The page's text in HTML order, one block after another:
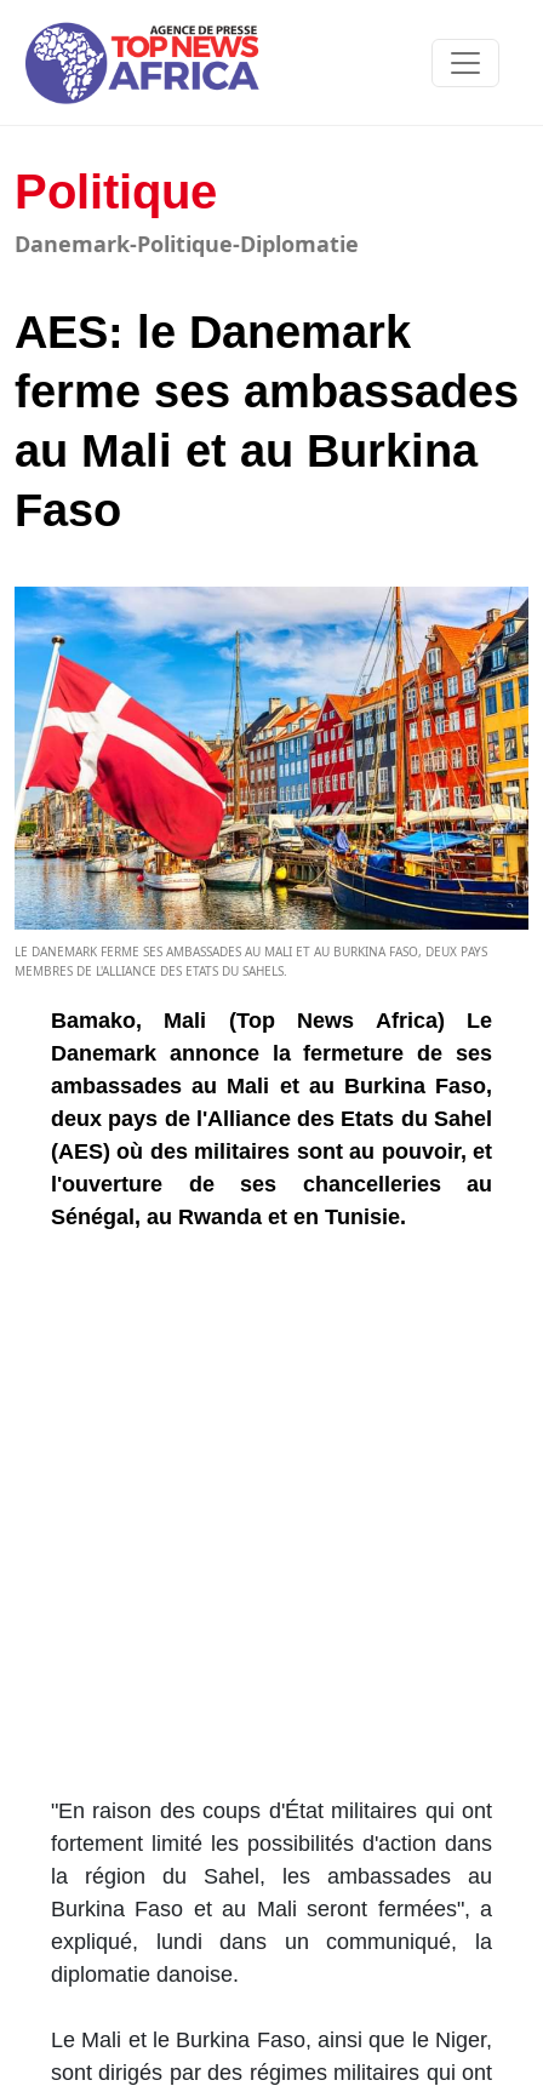
Politique
Danemark-Politique-Diplomatie
AES: le Danemark
ferme ses ambassades
au Mali et au Burkina
Faso
LE DANEMARK FERME SES AMBASSADES AU MALI ET AU BURKINA FASO, DEUX PAYS
MEMBRES DE L'ALLIANCE DES ETATS DU SAHELS.
Bamako, Mali (Top News Africa) Le
Danemark annonce la fermeture de ses
ambassades au Mali et au Burkina Faso,
deux pays de l'Alliance des Etats du Sahel
(AES) où des militaires sont au pouvoir, et
l'ouverture de ses chancelleries au
Sénégal, au Rwanda et en Tunisie.
"En raison des coups d'État militaires qui ont
fortement limité les possibilités d'action dans
la région du Sahel, les ambassades au
Burkina Faso et au Mali seront fermées", a
expliqué, lundi dans un communiqué, la
diplomatie danoise.
Le Mali et le Burkina Faso, ainsi que le Niger,
sont dirigés par des régimes militaires qui ont